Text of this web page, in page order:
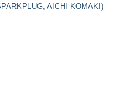
AICHI-KOMAKI)